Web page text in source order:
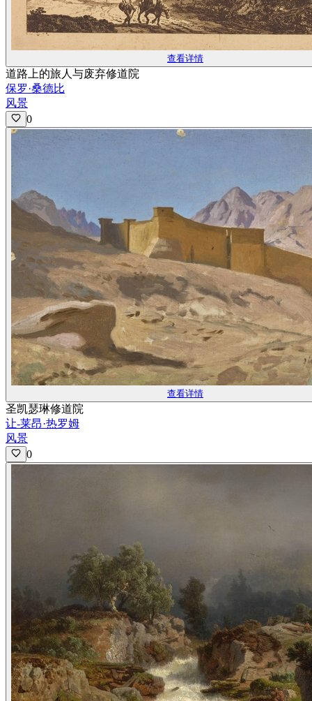
查看详情
道路上的旅人与废弃修道院
保罗·桑德比
风景
0
查看详情
圣凯瑟琳修道院
让-莱昂·热罗姆
风景
0